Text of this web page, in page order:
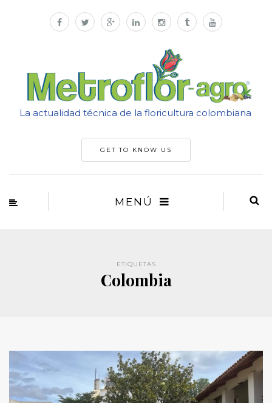
La actualidad técnica de la floricultura colombiana
GET TO KNOW US
MENÚ
ETIQUETAS
Colombia